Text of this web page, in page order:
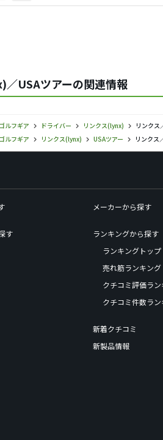
／USAツアーの関連情報
ルフギア ドライバー リンクス(lynx)
リンクス
ルフギア リンクス(lynx) USAツアー リンクス
す
メーカーから探す
ランキングから探す
ランキングトップ
売れ筋ランキング
クチコミ評価ラ
クチコミ件数ラ
新着クチコミ
新製品情報